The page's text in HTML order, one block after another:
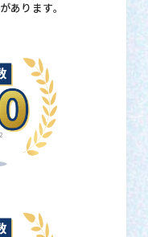
があります。